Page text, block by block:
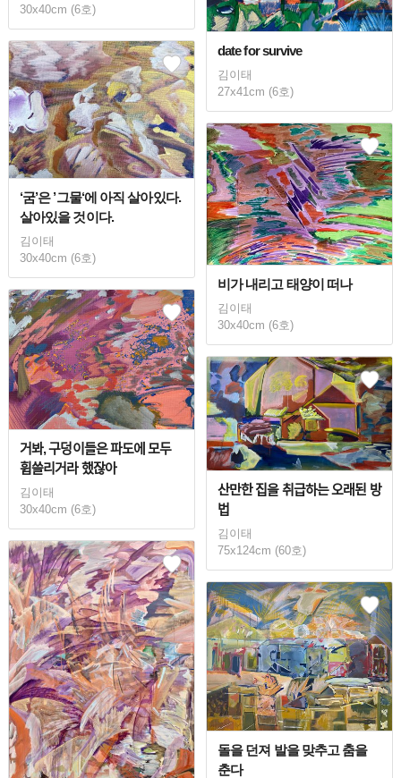
30x40cm (6호)
date for survive
김이태
27x41cm (6호)
‘굼’은 ’그물‘에 아직 살아있다.
살아있을 것이다.
김이태
30x40cm (6호)
비가 내리고 태양이 떠나
김이태
30x40cm (6호)
거봐, 구덩이들은 파도에 모두
휩쓸리거라 했잖아
김이태
30x40cm (6호)
산만한 집을 취급하는 오래된 방
법
김이태
75x124cm (60호)
돌을 던져 발을 맞추고 춤을
춘다